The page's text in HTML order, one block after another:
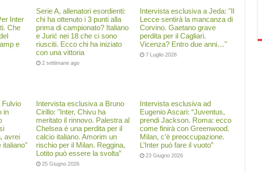
Inter
Che
e
Serie A, allenatori esordienti:
chi ha ottenuto i 3 punti alla
prima di campionato? Italiano
e Jurić nei 18 che ci sono
riusciti. Ecco chi ha iniziato
con una vittoria
2 settimane ago
Intervista esclusiva a Jeda: "Il
Lecce sentirà la mancanza di
Corvino. Gaetano grave
perdita per il Cagliari.
Vicenza? Entro due anni…"
7 Luglio 2026
in
avrei
italiano"
Intervista esclusiva a Bruno
Cirillo: "Inter, Chivu ha
meritato il rinnovo. Palestra al
Chelsea è una perdita per il
calcio italiano. Amorim un
rischio per il Milan. Reggina,
Lotito può essere la svolta”
25 Giugno 2026
Intervista esclusiva ad
Eugenio Ascari: “Juventus,
prendi Jackson. Roma: ecco
come finirà con Greenwood.
Milan, c’è preoccupazione.
L’Inter può fare il vuoto”
23 Giugno 2026